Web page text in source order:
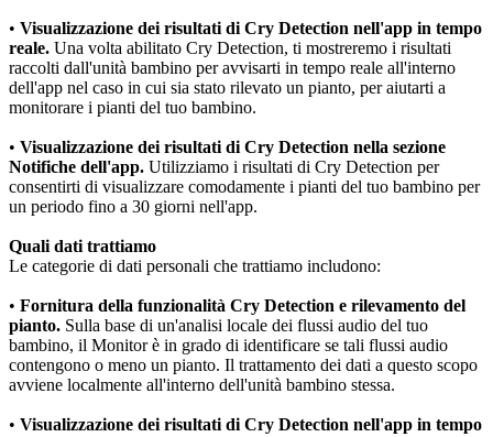
• Visualizzazione dei risultati di Cry Detection nell'app in tempo
reale. Una volta abilitato Cry Detection, ti mostreremo i risultati
raccolti dall'unità bambino per avvisarti in tempo reale all'interno
dell'app nel caso in cui sia stato rilevato un pianto, per aiutarti a
monitorare i pianti del tuo bambino.
• Visualizzazione dei risultati di Cry Detection nella sezione
Notifiche dell'app. Utilizziamo i risultati di Cry Detection per
consentirti di visualizzare comodamente i pianti del tuo bambino per
un periodo fino a 30 giorni nell'app.
Quali dati trattiamo
Le categorie di dati personali che trattiamo includono:
• Fornitura della funzionalità Cry Detection e rilevamento del
pianto. Sulla base di un'analisi locale dei flussi audio del tuo
bambino, il Monitor è in grado di identificare se tali flussi audio
contengono o meno un pianto. Il trattamento dei dati a questo scopo
avviene localmente all'interno dell'unità bambino stessa.
• Visualizzazione dei risultati di Cry Detection nell'app in tempo